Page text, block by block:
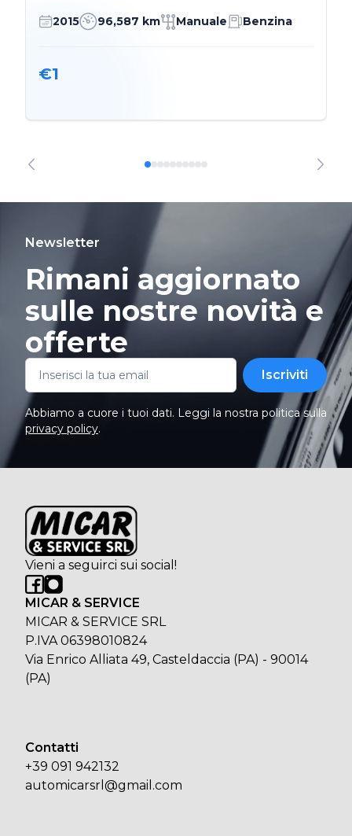
2015 96,587 km Manuale Benzina
€1
Newsletter
Rimani aggiornato
sulle nostre novità e
offerte
Iscriviti
Abbiamo a cuore i tuoi dati. Leggi la nostra politica sulla
privacy policy.
Vieni a seguirci sui social!
MICAR & SERVICE
MICAR & SERVICE SRL
P.IVA 06398010824
Via Enrico Alliata 49, Casteldaccia (PA) - 90014
(PA)
Contatti
+39 091 942132
automicarsrl@gmail.com